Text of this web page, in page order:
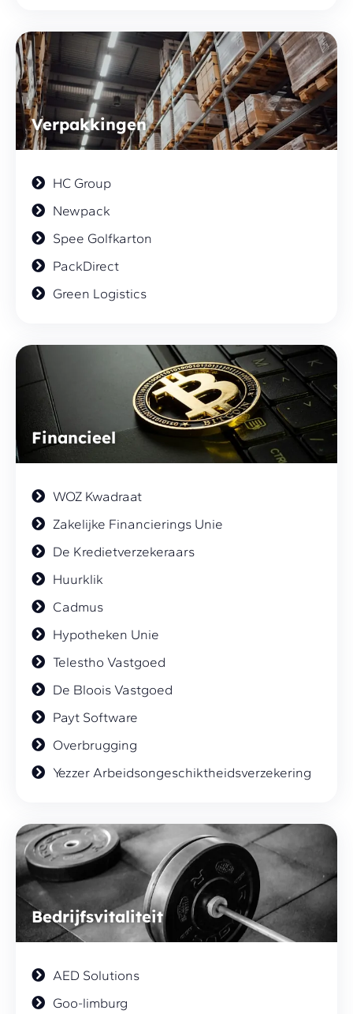
Verpakkingen
HC Group
Newpack
Spee Golfkarton
PackDirect
Green Logistics
Financieel
WOZ Kwadraat
Zakelijke Financierings Unie
De Kredietverzekeraars
Huurklik
Cadmus
Hypotheken Unie
Telestho Vastgoed
De Bloois Vastgoed
Payt Software
Overbrugging
Yezzer Arbeidsongeschiktheidsverzekering
Bedrijfsvitaliteit
AED Solutions
Goo-limburg